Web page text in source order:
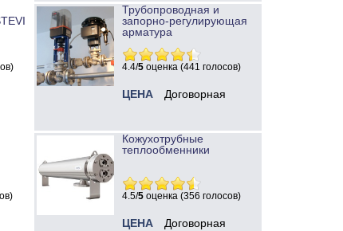
Трубопроводная и
запорно-регулирующая
арматура
4.4/5 оценка (441 голосов)
ЦЕНА Договорная
Кожухотрубные
теплообменники
4.5/5 оценка (356 голосов)
ЦЕНА Договорная